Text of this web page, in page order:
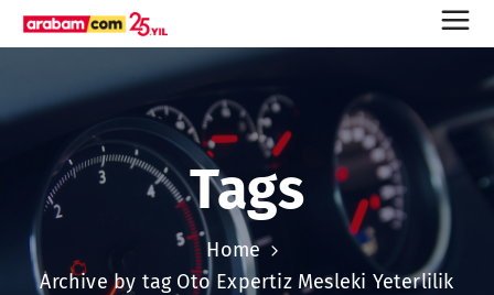
Tags
Home
Archive by tag Oto Expertiz Mesleki Yeterlilik